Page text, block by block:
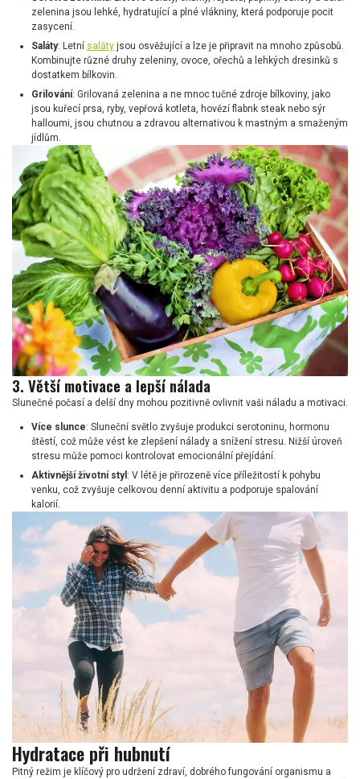
zelenina jsou lehké, hydratující a plné vlákniny, která podporuje pocit
zasycení.
Saláty: Letní saláty jsou osvěžující a lze je připravit na mnoho způsobů.
Kombinujte různé druhy zeleniny, ovoce, ořechů a lehkých dresinků s
dostatkem bílkovin.
Grilování: Grilovaná zelenina a ne mnoc tučné zdroje bílkoviny, jako
jsou kuřecí prsa, ryby, vepřová kotleta, hovězí flabnk steak nebo sýr
halloumi, jsou chutnou a zdravou alternativou k mastným a smaženým
jídlům.
3. Větší motivace a lepší nálada
Slunečné počasí a delší dny mohou pozitivně ovlivnit vaši náladu a motivaci.
Více slunce: Sluneční světlo zvyšuje produkci serotoninu, hormonu
štěstí, což může vést ke zlepšení nálady a snížení stresu. Nižší úroveň
stresu může pomoci kontrolovat emocionální přejídání.
Aktivnější životní styl : V létě je přirozeně více příležitostí k pohybu
venku, což zvyšuje celkovou denní aktivitu a podporuje spalování
kalorií.
Hydratace při hubnutí
Pitný režim je klíčový pro udržení zdraví, dobrého fungování organismu a